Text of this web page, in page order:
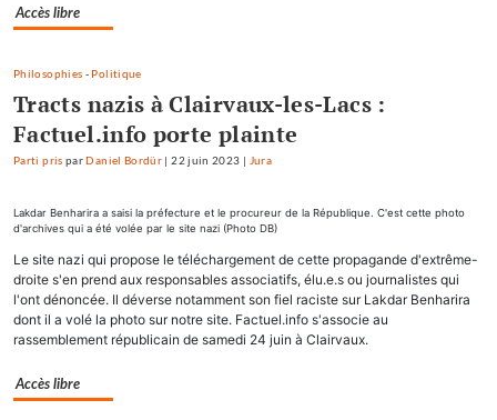
Accès libre
Philosophies - Politique
Tracts nazis à Clairvaux-les-Lacs :
Factuel.info porte plainte
Parti pris par Daniel Bordür |22 juin 2023 Jura
Lakdar Benharira a saisi la préfecture et le procureur de la République. C'est cette photo
d'archives qui a été volée par le site nazi (Photo DB)
Le site nazi qui propose le téléchargement de cette propagande d'extrême-
droite s'en prend aux responsables associatifs, élu.e.s ou journalistes qui
l'ont dénoncée. Il déverse notamment son fiel raciste sur Lakdar Benharira
dont il a volé la photo sur notre site. Factuel.info s'associe au
rassemblement républicain de samedi 24 juin à Clairvaux.
Accès libre